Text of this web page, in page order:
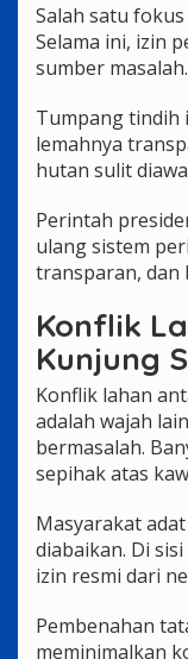
Salah satu
Selama ini, izin
sumber masalah.
Tumpang tindih
lemahnya
hutan sulit
Perintah
ulang sistem
transparan, dan
Konflik
Kunjung
Konflik lahan
adalah wajah
bermasalah.
sepihak atas
Masyarakat
diabaikan. Di
izin resmi dari
Pembenahan
meminimalkan